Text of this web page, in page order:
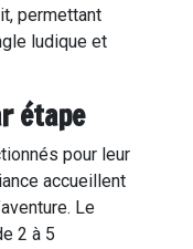
permettant
ludique et
étape
pour leur
accueillent
Le
2 à 5